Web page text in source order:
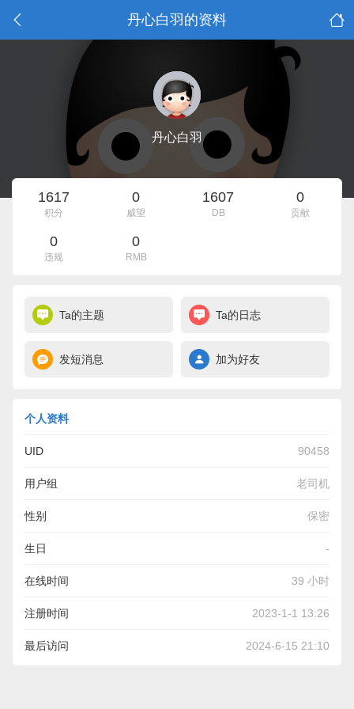
丹心白羽的资料
丹心白羽
1617
积分
0
威望
1607
DB
0
贡献
0
违规
0
RMB
Ta的主题 Ta的日志
发短消息 加为好友
个人资料
UID 90458
用户组 老司机
性别 保密
生日 -
在线时间 39 小时
注册时间 2023-1-1 13:26
最后访问 2024-6-15 21:10